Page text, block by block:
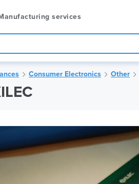
services
Consumer Electronics Other